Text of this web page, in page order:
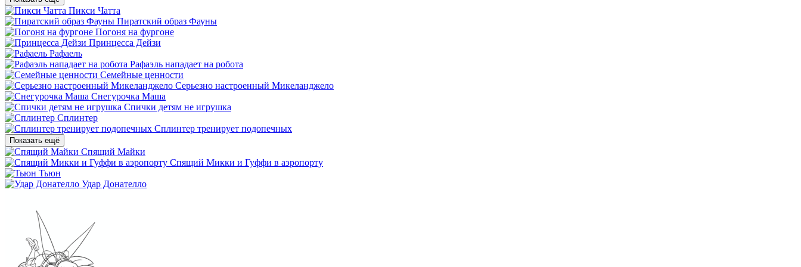
Пикси Чатта
Пиратский образ Фауны
Погоня на фургоне
Принцесса Дейзи
Рафаель
Рафаэль нападает на робота
Семейные ценности
Серьезно настроенный Микеланджело
Снегурочка Маша
Спички детям не игрушка
Сплинтер
Сплинтер тренирует подопечных
Показать ещё
Спящий Майки
Спящий Микки и Гуффи в аэропорту
Тьюн
Удар Донателло